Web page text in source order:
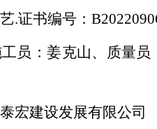
.证书编号：
员：姜克山、质量
宏建设发展有限公司